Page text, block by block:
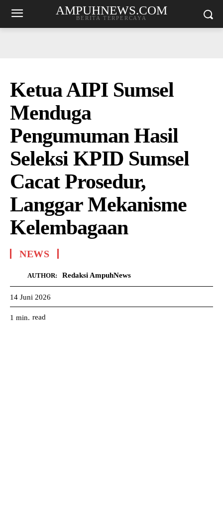
AMPUHNEWS.COM
BERITA TERPERCAYA
Ketua AIPI Sumsel
Menduga
Pengumuman Hasil
Seleksi KPID Sumsel
Cacat Prosedur,
Langgar Mekanisme
Kelembagaan
NEWS
AUTHOR: Redaksi AmpuhNews
14 Juni 2026
1 min. read